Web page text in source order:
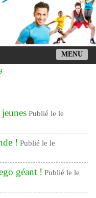
MENU
Publié le le
! Publié le le
géant ! Publié le le